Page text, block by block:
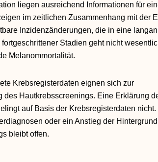
liegen ausreichend Informationen für
im zeitlichen Zusammenhang mit der
Inzidenzänderungen, die in eine
Stadien geht nicht
Melanommortalität.
Krebsregisterdaten eignen sich zur
des Hautkrebsscreenings. Eine Erklärung
auf Basis der Krebsregisterdaten nicht.
oder ein Anstieg der
bleibt offen.